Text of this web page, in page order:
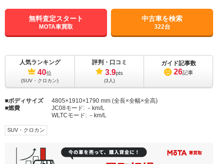
無料査定スタート
MOTA車買取
中古車を検索
322台
人気ランキング
40位
(SUV・クロカン)
評判・口コミ
3.9pts
(3人)
ガイド記事数
26記事
ボディサイズ
4805×1910×1790 mm (全長×全幅×全高)
燃費
JC08モード: －km/L
WLTCモード: －km/L
SUV・クロカン